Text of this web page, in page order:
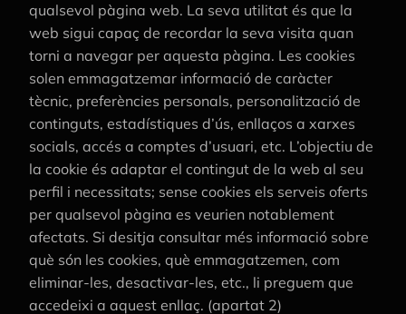
qualsevol pàgina web. La seva utilitat és que la
web sigui capaç de recordar la seva visita quan
torni a navegar per aquesta pàgina. Les cookies
solen emmagatzemar informació de caràcter
tècnic, preferències personals, personalització de
continguts, estadístiques d’ús, enllaços a xarxes
socials, accés a comptes d’usuari, etc. L’objectiu de
la cookie és adaptar el contingut de la web al seu
perfil i necessitats; sense cookies els serveis oferts
per qualsevol pàgina es veurien notablement
afectats. Si desitja consultar més informació sobre
què són les cookies, què emmagatzemen, com
eliminar-les, desactivar-les, etc., li preguem que
accedeixi a aquest enllaç. (apartat 2)